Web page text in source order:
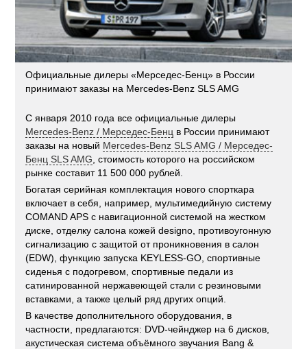
Официальные дилеры «Мерседес-Бенц» в России
принимают заказы на Mercedes-Benz SLS AMG
С января 2010 года все официальные дилеры
Mercedes-Benz / Мерседес-Бенц в России принимают
заказы на новый Mercedes-Benz SLS AMG / Мерседес-
Бенц SLS AMG , стоимость которого на российском
рынке составит 11 500 000 рублей.
Богатая серийная комплектация нового спорткара
включает в себя, например, мультимедийную систему
COMAND APS с навигационной системой на жестком
диске, отделку салона кожей designo, противоугонную
сигнализацию с защитой от проникновения в салон
(EDW), функцию запуска KEYLESS-GO, спортивные
сиденья с подогревом, спортивные педали из
сатинированной нержавеющей стали с резиновыми
вставками, а также целый ряд других опций.
В качестве дополнительного оборудования, в
частности, предлагаются: DVD-чейнджер на 6 дисков,
акустическая система объёмного звучания Bang &